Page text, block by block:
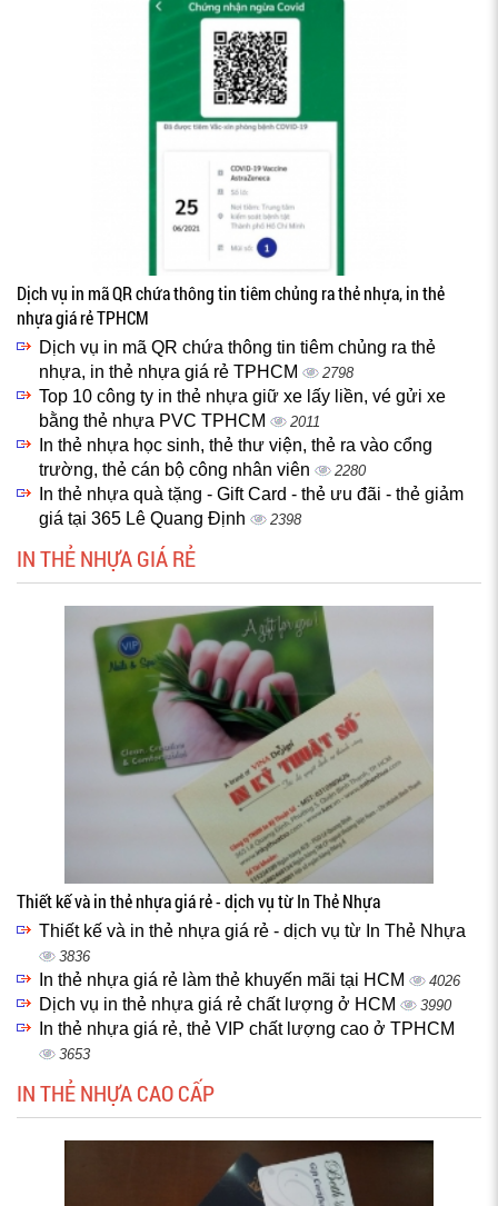
Dịch vụ in mã QR chứa thông tin tiêm chủng ra thẻ nhựa, in thẻ
nhựa giá rẻ TPHCM
Dịch vụ in mã QR chứa thông tin tiêm chủng ra thẻ
nhựa, in thẻ nhựa giá rẻ TPHCM
2798
Top 10 công ty in thẻ nhựa giữ xe lấy liền, vé gửi xe
bằng thẻ nhựa PVC TPHCM
2011
In thẻ nhựa học sinh, thẻ thư viện, thẻ ra vào cổng
trường, thẻ cán bộ công nhân viên
2280
In thẻ nhựa quà tặng - Gift Card - thẻ ưu đãi - thẻ giảm
giá tại 365 Lê Quang Định
2398
IN THẺ NHỰA GIÁ RẺ
Thiết kế và in thẻ nhựa giá rẻ - dịch vụ từ In Thẻ Nhựa
Thiết kế và in thẻ nhựa giá rẻ - dịch vụ từ In Thẻ Nhựa
3836
In thẻ nhựa giá rẻ làm thẻ khuyến mãi tại HCM 4026
Dịch vụ in thẻ nhựa giá rẻ chất lượng ở HCM 3990
In thẻ nhựa giá rẻ, thẻ VIP chất lượng cao ở TPHCM
3653
IN THẺ NHỰA CAO CẤP